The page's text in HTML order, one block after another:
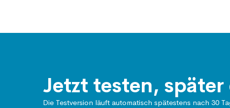
Jetzt testen,
Die Testversion läuft automatisch spätestens nach 30